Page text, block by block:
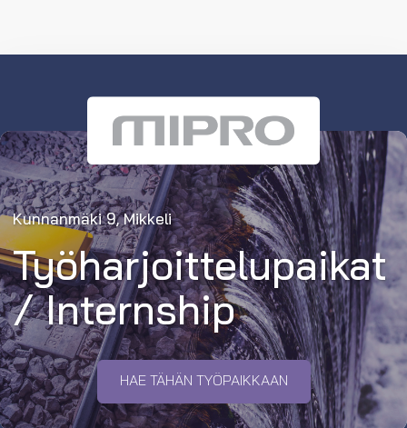
Kunnanmäki 9, Mikkeli
Työharjoittelupaikat
/ Internship
HAE TÄHÄN TYÖPAIKKAAN